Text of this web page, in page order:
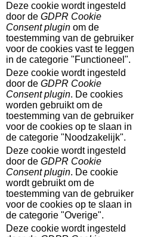
Deze cookie wordt ingesteld
door de GDPR Cookie
Consent plugin om de
toestemming van de gebruiker
voor de cookies vast te leggen
in de categorie "Functioneel".
Deze cookie wordt ingesteld
door de GDPR Cookie
Consent plugin. De cookies
worden gebruikt om de
toestemming van de gebruiker
voor de cookies op te slaan in
de categorie "Noodzakelijk".
Deze cookie wordt ingesteld
door de GDPR Cookie
Consent plugin. De cookie
wordt gebruikt om de
toestemming van de gebruiker
voor de cookies op te slaan in
de categorie "Overige".
Deze cookie wordt ingesteld